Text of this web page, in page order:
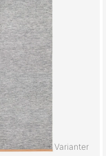
+ Varianter